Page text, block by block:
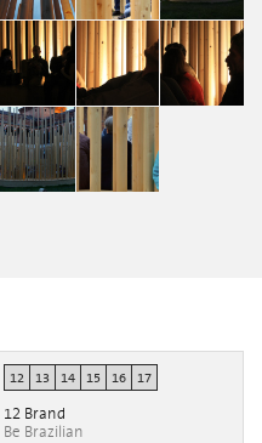
Radura
Bianca
Lancellotti
Radura
Cristina Paleari
Radura
Elena Brocchi
Radura
Diana Pamela
Villa Alvarez
Radura
Diana Pamela
Villa Alvarez
12 13 14 15 16 17
12 Brand
Be Brazilian